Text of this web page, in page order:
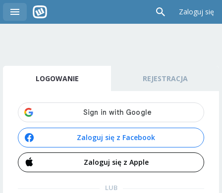
Zaloguj się
LOGOWANIE REJESTRACJA
Zaloguj się z Facebook
Zaloguj się z Apple
LUB